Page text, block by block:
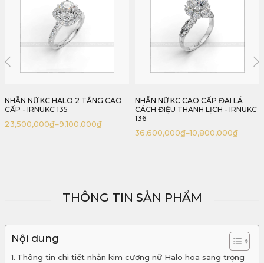
NHẪN NỮ KC CAO CẤP ĐAI LÁ
CÁCH ĐIỆU THANH LỊCH - IRNUKC
NHẪN NỮ KC IRUBY CAO CẤP -
IRNUKC 137
42,000,000
THÔNG TIN SẢN PHẨM
Nội dung
Thông tin chi tiết nhẫn kim cương nữ Halo hoa sang trọng